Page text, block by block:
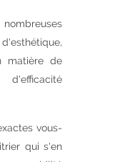
matière de
vous-
qui s'en